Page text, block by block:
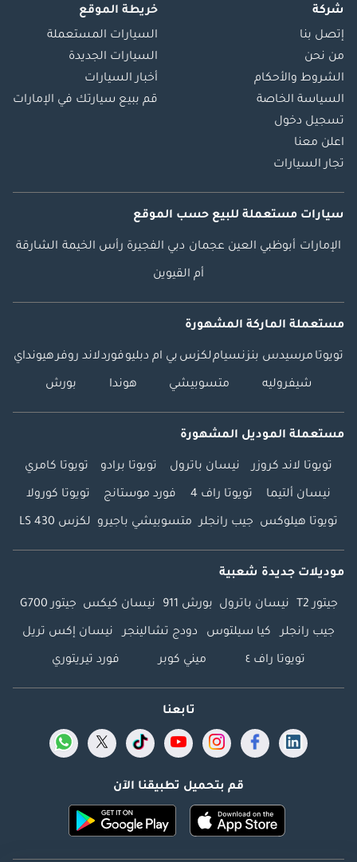
شركة
إتصل بنا
من نحن
الشروط والأحكام
السياسة الخاصة
تسجيل دخول
اعلن معنا
تجار السيارات
خريطة الموقع
السيارات المستعملة
السيارات الجديدة
أخبار السيارات
قم ببيع سيارتك في الإمارات
سيارات مستعملة للبيع حسب الموقع
الإمارات أبوظبي العين عجمان دبي الفجيرة رأس الخيمة الشارقة
أم القيوين
مستعملة الماركة المشهورة
تويوتا مرسيدس بنزنسياملكزس بي ام دبليوفوردلاند روفرهيونداي
شيفروليه متسوبيشي هوندا بورش
مستعملة الموديل المشهورة
تويوتا لاند كروزر نيسان باترول تويوتا برادو تويوتا كامري
نيسان ألتيما تويوتا راف 4 فورد موستانج تويوتا كورولا
تويوتا هيلوكس جيب رانجلر متسوبيشي باجيرو لكزس LS 430
موديلات جديدة شعبية
جيتور T2 نيسان باترول بورش 911 نيسان كيكس جيتور G700
جيب رانجلر كيا سيلتوس دودج تشالينجر نيسان إكس تريل
تويوتا راف ٤ ميني كوبر فورد تيريتوري
تابعنا
قم بتحميل تطبيقنا الآن